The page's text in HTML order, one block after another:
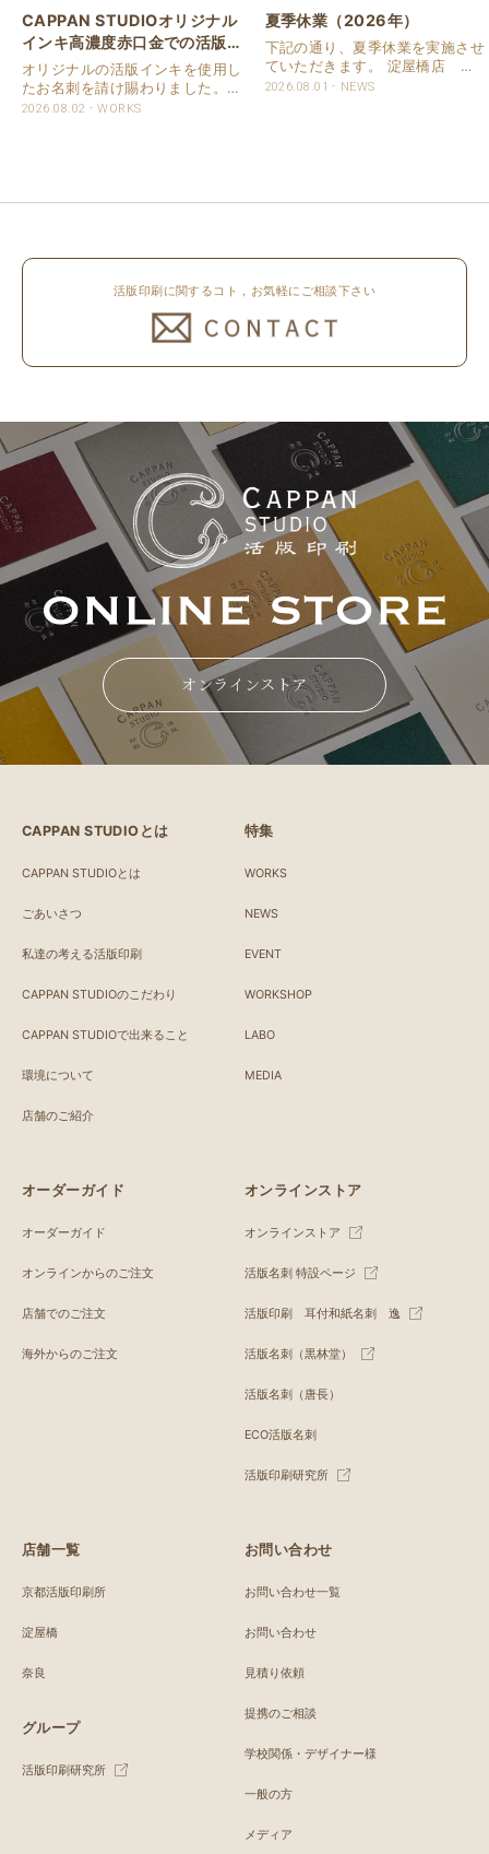
CAPPAN STUDIOオリジナル
インキ高濃度赤口金での活版名
刺
オリジナルの活版インキを使用し
たお名刺を請け賜わりました。
用紙は新バフン紙Nのきぬを使用
2026.08.02 WORKS
夏季休業（2026年）
下記の通り、夏季休業を実施させ
ていただきます。 淀屋橋店 通
常営業いたします。 奈良店 8月
2026.08.01 NEWS
活版印刷に関するコト，お気軽にご相談下さい
オンラインストア
CAPPAN STUDIOとは
CAPPAN STUDIOとは
ごあいさつ
私達の考える活版印刷
CAPPAN STUDIOのこだわり
CAPPAN STUDIOで出来ること
環境について
店舗のご紹介
特集
WORKS
NEWS
EVENT
WORKSHOP
LABO
MEDIA
オーダーガイド
オーダーガイド
オンラインからのご注文
店舗でのご注文
海外からのご注文
オンラインストア
オンラインストア
活版名刺 特設ページ
活版印刷 耳付和紙名刺 逸
活版名刺（黒林堂）
活版名刺（唐長）
ECO活版名刺
活版印刷研究所
店舗一覧
京都活版印刷所
淀屋橋
奈良
グループ
活版印刷研究所
お問い合わせ
お問い合わせ一覧
お問い合わせ
見積り依頼
提携のご相談
学校関係・デザイナー様
一般の方
メディア